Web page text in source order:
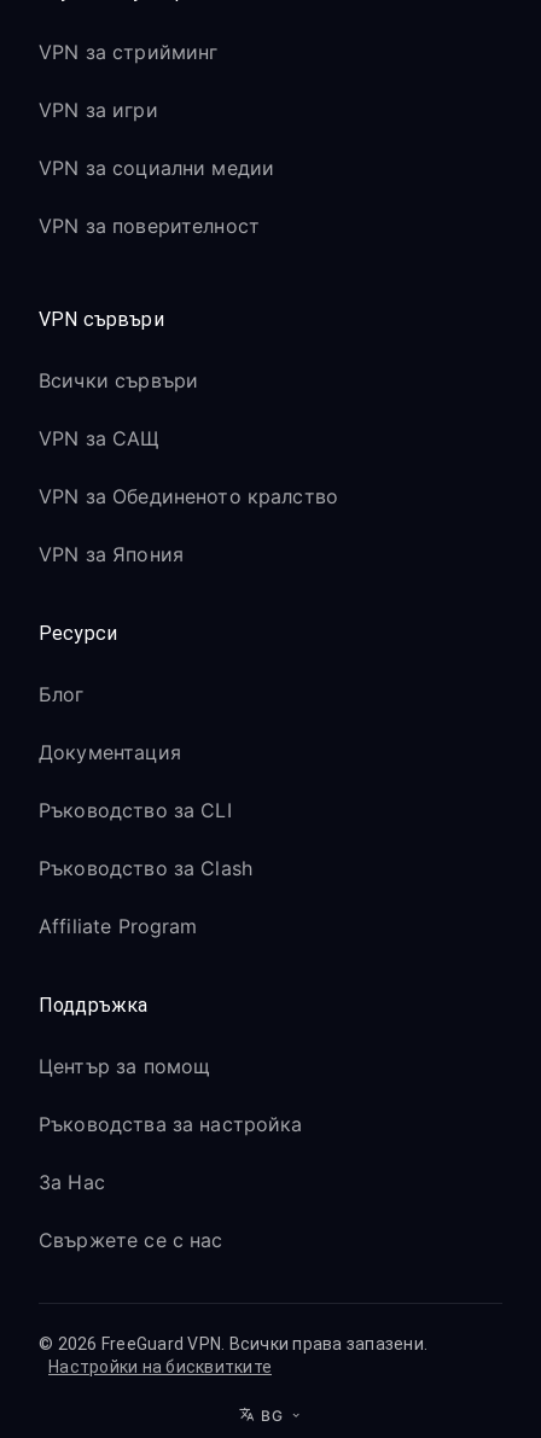
VPN за стрийминг
VPN за игри
VPN за социални медии
VPN за поверителност
VPN сървъри
Всички сървъри
VPN за САЩ
VPN за Обединеното кралство
VPN за Япония
Ресурси
Блог
Документация
Ръководство за CLI
Ръководство за Clash
Affiliate Program
Поддръжка
Център за помощ
Ръководства за настройка
За Нас
Свържете се с нас
© 2026 FreeGuard VPN. Всички права запазени.
Настройки на бисквитките
BG